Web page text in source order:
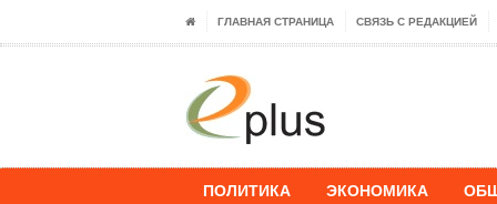
ГЛАВНАЯ СТРАНИЦА СВЯЗЬ С РЕДАКЦИЕЙ
ПОЛИТИКА ЭКОНОМИКА